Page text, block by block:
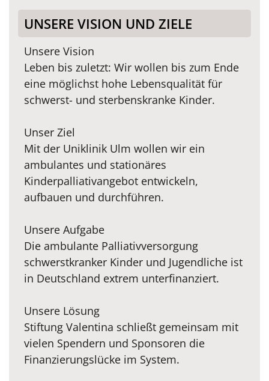
UNSERE VISION UND ZIELE
Unsere Vision
Leben bis zuletzt: Wir wollen bis zum Ende
eine möglichst hohe Lebensqualität für
schwerst- und sterbenskranke Kinder.
Unser Ziel
Mit der Uniklinik Ulm wollen wir ein
ambulantes und stationäres
Kinderpalliativangebot entwickeln,
aufbauen und durchführen.
Unsere Aufgabe
Die ambulante Palliativversorgung
schwerstkranker Kinder und Jugendliche ist
in Deutschland extrem unterfinanziert.
Unsere Lösung
Stiftung Valentina schließt gemeinsam mit
vielen Spendern und Sponsoren die
Finanzierungslücke im System.